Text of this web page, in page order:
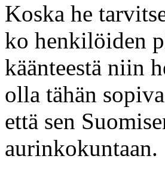
Koska he
ko henkilöiden
käänteestä niin
olla tähän
että sen
aurinkokuntaan.